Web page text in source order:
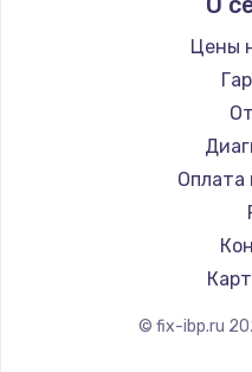
Замена / ремонт
Замена
Цены
Оплата
© fix-ibp.ru